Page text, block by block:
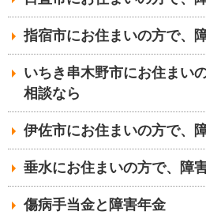
指宿市にお住まいの方で、
いちき串木野市にお住まい
相談なら
伊佐市にお住まいの方で、
垂水にお住まいの方で、障
傷病手当金と障害年金